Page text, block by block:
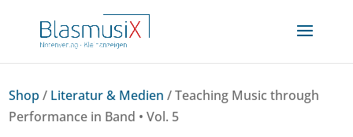
Shop / Literatur & Medien / Teaching Music through
Performance in Band • Vol. 5